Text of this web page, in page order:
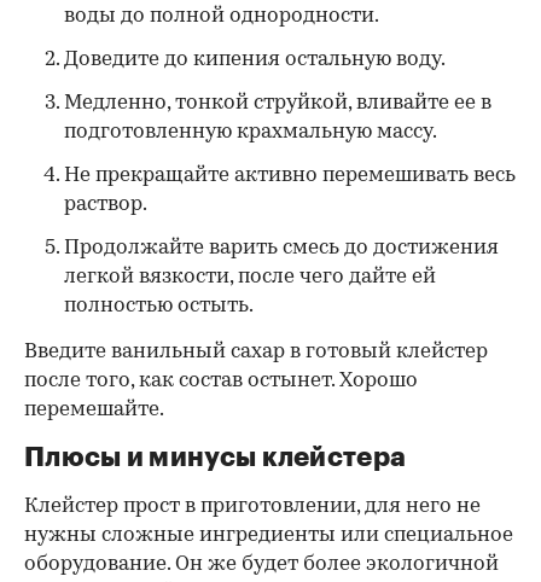
воды до полной однородности.
Доведите до кипения остальную воду.
Медленно, тонкой струйкой, вливайте ее в
подготовленную крахмальную массу.
Не прекращайте активно перемешивать весь
раствор.
Продолжайте варить смесь до достижения
легкой вязкости, после чего дайте ей
полностью остыть.
Введите ванильный сахар в готовый клейстер
после того, как состав остынет. Хорошо
перемешайте.
Плюсы и минусы клейстера
Клейстер прост в приготовлении, для него не
нужны сложные ингредиенты или специальное
оборудование. Он же будет более экологичной